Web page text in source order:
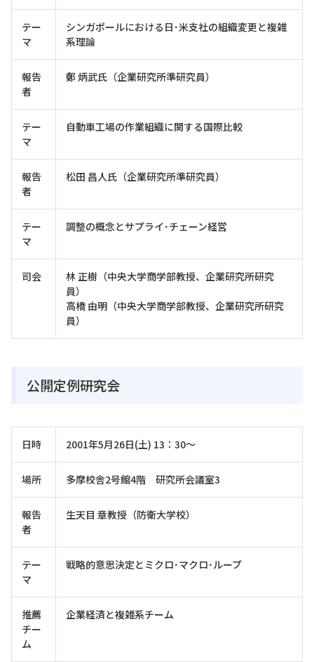
テー
マ
シンガポールにおける日･米支社の組織変更と複雑
系理論
報告
者
鄭 炳武氏（企業研究所準研究員）
テー
マ
自動車工場の作業組織に関する国際比較
報告
者
松田 昌人氏（企業研究所準研究員）
テー
マ
調整の概念とサプライ･チェーン経営
司会
林 正樹（中央大学商学部教授、企業研究所研究
員）
高橋 由明（中央大学商学部教授、企業研究所研究
員）
公開定例研究会
日時 2001年5月26日(土) 13：30～
場所 多摩校舎2号館4階 研究所会議室3
報告
者
生天目 章教授（防衛大学校）
テー
マ
戦略的意思決定とミクロ･マクロ･ループ
推薦
チー
ム
企業経済と複雑系チーム